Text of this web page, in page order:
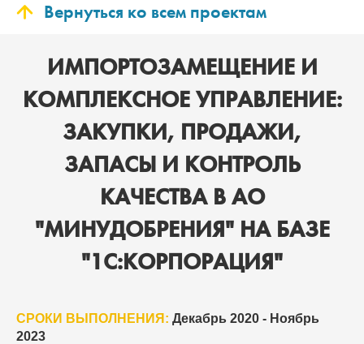
Вернуться ко всем проектам
ИМПОРТОЗАМЕЩЕНИЕ И
КОМПЛЕКСНОЕ УПРАВЛЕНИЕ:
ЗАКУПКИ, ПРОДАЖИ,
ЗАПАСЫ И КОНТРОЛЬ
КАЧЕСТВА В АО
"МИНУДОБРЕНИЯ" НА БАЗЕ
"1С:КОРПОРАЦИЯ"
СРОКИ ВЫПОЛНЕНИЯ: Декабрь 2020 - Ноябрь
2023